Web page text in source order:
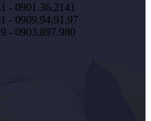
- 0901.36.2141
- 0909.94.91.97
- 0903.897.980